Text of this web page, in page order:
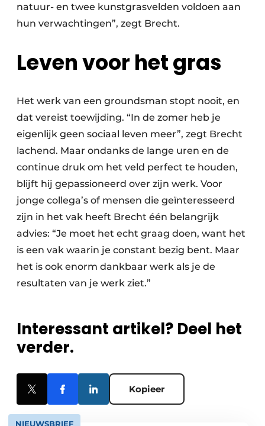
natuur- en twee kunstgrasvelden voldoen aan
hun verwachtingen”, zegt Brecht.
Leven voor het gras
Het werk van een groundsman stopt nooit, en
dat vereist toewijding. “In de zomer heb je
eigenlijk geen sociaal leven meer”, zegt Brecht
lachend. Maar ondanks de lange uren en de
continue druk om het veld perfect te houden,
blijft hij gepassioneerd over zijn werk. Voor
jonge collega’s of mensen die geïnteresseerd
zijn in het vak heeft Brecht één belangrijk
advies: “Je moet het echt graag doen, want het
is een vak waarin je constant bezig bent. Maar
het is ook enorm dankbaar werk als je de
resultaten van je werk ziet.”
Interessant artikel? Deel het
verder.
Kopieer
NIEUWSBRIEF